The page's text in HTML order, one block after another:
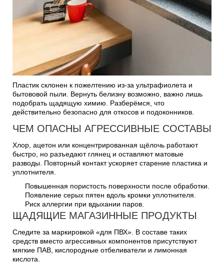
Пластик склонен к пожелтению из-за ультрафиолета и
бытововой пыли. Вернуть белизну возможно, важно лишь
подобрать щадящую химию. Разберёмся, что
действительно безопасно для откосов и подоконников.
ЧЕМ ОПАСНЫ АГРЕССИВНЫЕ СОСТАВЫ
Хлор, ацетон или концентрированная щёлочь работают
быстро, но разъедают глянец и оставляют матовые
разводы. Повторный контакт ускоряет старение пластика и
уплотнителя.
Повышенная пористость поверхности после обработки.
Появление серых пятен вдоль кромки уплотнителя.
Риск аллергии при вдыхании паров.
ЩАДЯЩИЕ МАГАЗИННЫЕ ПРОДУКТЫ
Следите за маркировкой «для ПВХ». В составе таких
средств вместо агрессивных компонентов присутствуют
мягкие ПАВ, кислородные отбеливатели и лимонная
кислота.